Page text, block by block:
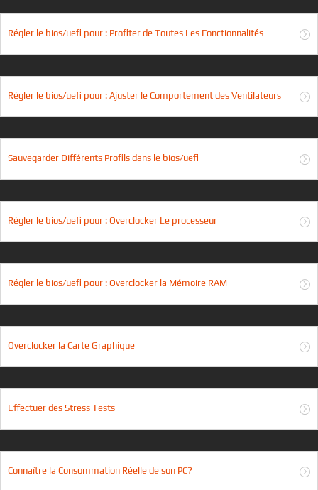
Régler le bios/uefi pour : Profiter de Toutes Les Fonctionnalités
Régler le bios/uefi pour : Ajuster le Comportement des Ventilateurs
Sauvegarder Différents Profils dans le bios/uefi
Régler le bios/uefi pour : Overclocker Le processeur
Régler le bios/uefi pour : Overclocker la Mémoire RAM
Overclocker la Carte Graphique
Effectuer des Stress Tests
Connaître la Consommation Réelle de son PC?